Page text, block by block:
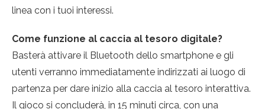
linea con i tuoi interessi.
Come funzione al caccia al tesoro digitale?
Basterà attivare il Bluetooth dello smartphone e gli
utenti verranno immediatamente indirizzati ai luogo di
partenza per dare inizio alla caccia al tesoro interattiva.
Il gioco si concluderà, in 15 minuti circa, con una